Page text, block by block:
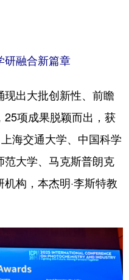
研融合新篇章​
出大批创新性、前瞻
项成果脱颖而出，获
海交通大学、中国科学
大学、马克斯普朗克
构，本杰明·李斯特教